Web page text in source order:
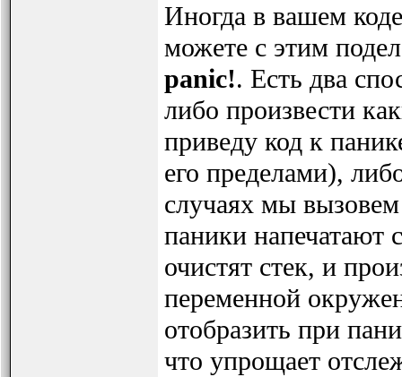
Иногда в вашем
можете с этим
panic!. Есть два
либо произвести
приведу код к
его пределами),
случаях мы
паники напечатают
очистят стек, и
переменной
отобразить при
что упрощает